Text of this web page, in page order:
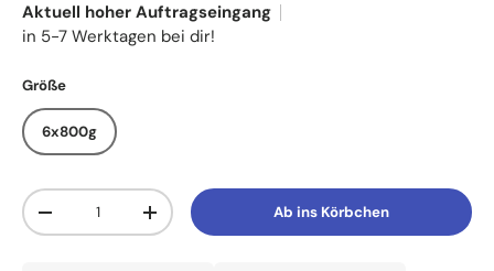
Aktuell hoher Auftragseingang
in 5-7 Werktagen bei dir!
Größe
6x800g
Anzahl
Menge verringernMenge erhöhen Ab ins Körbchen